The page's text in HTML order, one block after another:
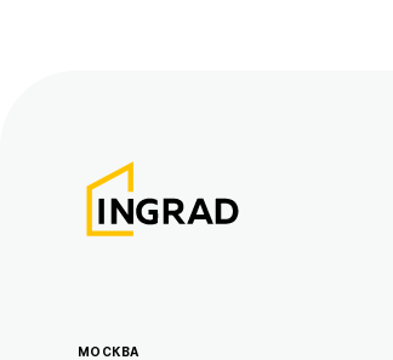
МОСКВА